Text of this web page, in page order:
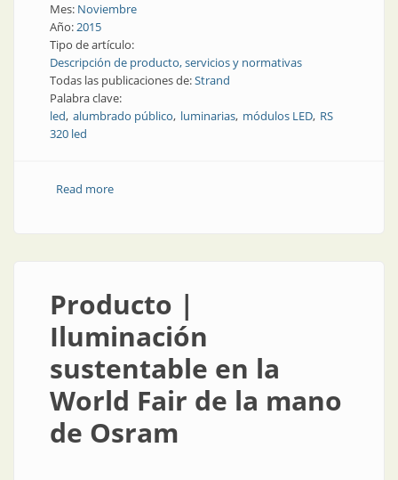
Mes: Noviembre
Año:2015
Tipo de artículo:
Descripción de producto, servicios y normativas
Todas las publicaciones de:Strand
Palabra clave:
led alumbrado público luminarias módulos LED RS
320 led
Read moreabout Producto | Presentación Strand RS 320 LED en
Producto |
Iluminación
sustentable en la
World Fair de la mano
de Osram